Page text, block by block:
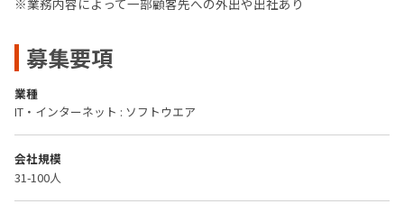
募集要項
業種
IT・インターネット : ソフトウエア
会社規模
31-100人